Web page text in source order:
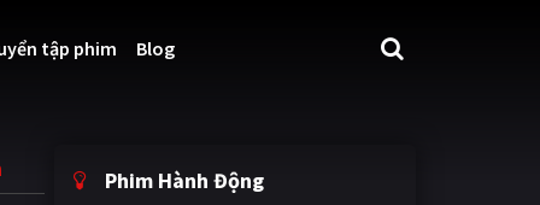
tập phim Blog
Phim Hành Động